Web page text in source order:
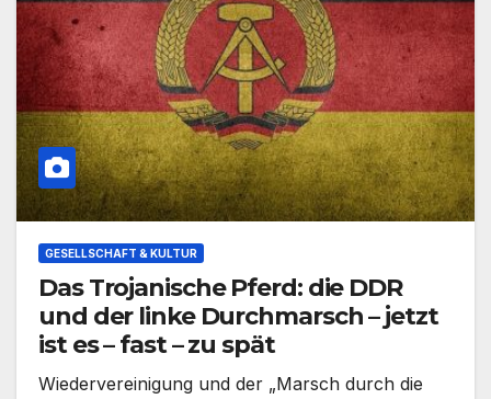
GESELLSCHAFT & KULTUR
Das Trojanische Pferd: die DDR
und der linke Durchmarsch – jetzt
ist es – fast – zu spät
Wiedervereinigung und der „Marsch durch die